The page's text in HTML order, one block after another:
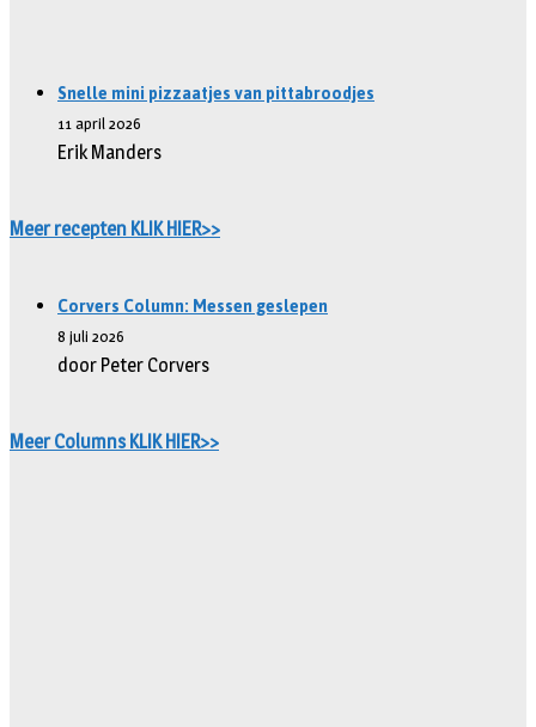
Snelle mini pizzaatjes van pittabroodjes
11 april 2026
Erik Manders
Meer recepten KLIK HIER>>
Corvers Column: Messen geslepen
8 juli 2026
door Peter Corvers
Meer Columns KLIK HIER>>